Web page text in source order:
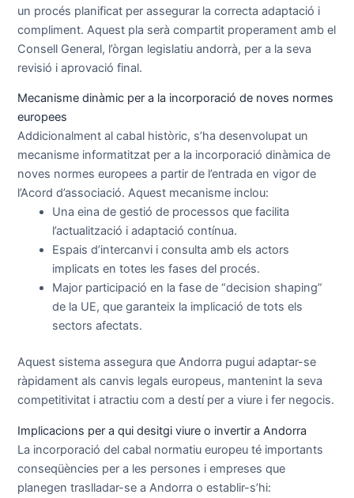
un procés planificat per assegurar la correcta adaptació i
compliment. Aquest pla serà compartit properament amb el
Consell General, l’òrgan legislatiu andorrà, per a la seva
revisió i aprovació final.
Mecanisme dinàmic per a la incorporació de noves normes
europees
Addicionalment al cabal històric, s’ha desenvolupat un
mecanisme informatitzat per a la incorporació dinàmica de
noves normes europees a partir de l’entrada en vigor de
l’Acord d’associació. Aquest mecanisme inclou:
Una eina de gestió de processos que facilita
l’actualització i adaptació contínua.
Espais d’intercanvi i consulta amb els actors
implicats en totes les fases del procés.
Major participació en la fase de “decision shaping”
de la UE, que garanteix la implicació de tots els
sectors afectats.
Aquest sistema assegura que Andorra pugui adaptar-se
ràpidament als canvis legals europeus, mantenint la seva
competitivitat i atractiu com a destí per a viure i fer negocis.
Implicacions per a qui desitgi viure o invertir a Andorra
La incorporació del cabal normatiu europeu té importants
conseqüències per a les persones i empreses que
planegen traslladar-se a Andorra o establir-s’hi: